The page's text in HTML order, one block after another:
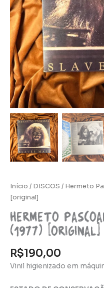
Início / DISCOS / Hermeto
[original]
Hermeto
(1977) [original]
R$190,00
Vinil higienizado em